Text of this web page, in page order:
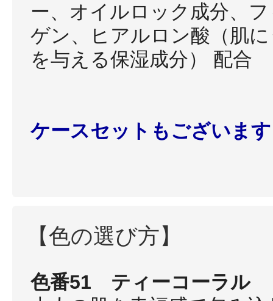
ギフト
ー、オイルロック成分、
ゲン、ヒアルロン酸（肌
を与える保湿成分） 配合
ケースセットもございま
【色の選び方】
色番51 ティーコーラル